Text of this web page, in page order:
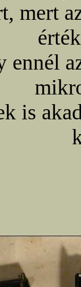
mert
ennél
is